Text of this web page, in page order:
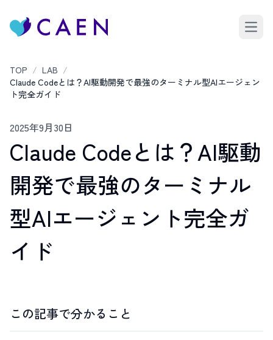
Open
TOP / LAB /
Claude Codeとは？AI駆動開発で最強のターミナル型AIエージェン
ト完全ガイド
2025年9月30日
Claude Codeとは？AI駆動
開発で最強のターミナル
型AIエージェント完全ガ
イド
この記事で分かること